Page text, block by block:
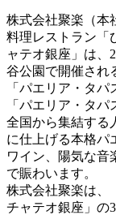
株式会社聚楽（本
料理レストラン「
ャテオ銀座」は、
谷公園で開催され
「パエリア・タパ
「パエリア・タ
全国から集結する
に仕上げる本格パ
ワイン、陽気な音
で賑わいます。
株式会社聚楽は、
チャテオ銀座」の